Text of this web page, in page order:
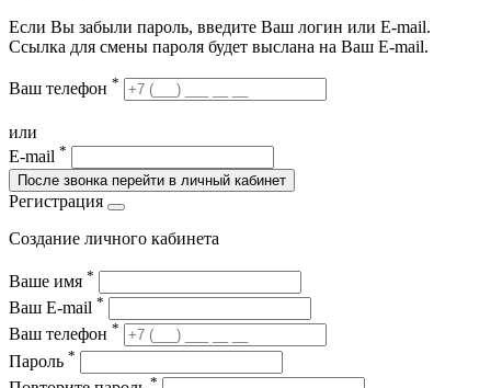
Если Вы забыли пароль, введите Ваш логин или Е-mail.
Ссылка для смены пароля будет выслана на Ваш E-mail.
Ваш телефон *
или
E-mail *
После звонка перейти в личный кабинет
Регистрация
Создание личного кабинета
Ваше имя *
Ваш E-mail *
Ваш телефон *
Пароль *
*